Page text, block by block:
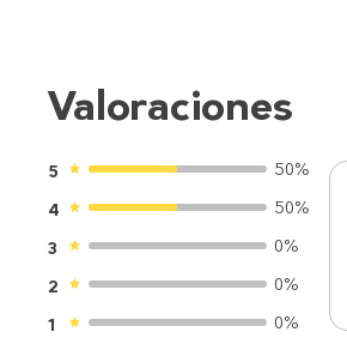
Valoraciones
5
50%
4
50%
3
0%
2
0%
1
0%